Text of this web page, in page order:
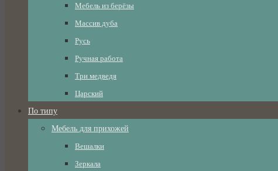
Мебель из берёзы
Массив дуба
Русь
Ручная работа
Три медведя
Царский
По типу
Мебель для прихожей
Вешалки
Зеркала